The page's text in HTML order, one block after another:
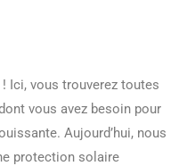
Ici, vous trouverez toutes
vous avez besoin pour
Aujourd’hui, nous
protection solaire